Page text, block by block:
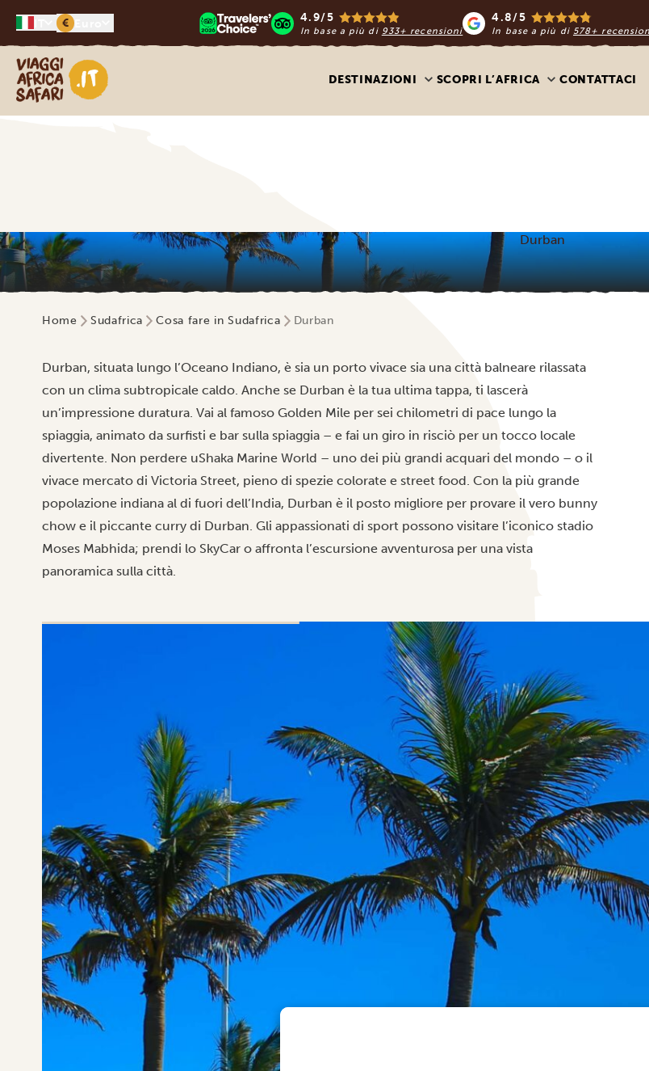
€ 4.9/5
In base a più di 933+ recensioni
4.8/5
In base a più di 578+
Viaggi Africa Safari
DESTINAZIONI SCOPRI L’AFRICA CONTATTACI
Durban
Home Sudafrica Cosa fare in Sudafrica Durban
Durban, situata lungo l’Oceano Indiano, è sia un porto vivace sia una città balneare rilassata
con un clima subtropicale caldo. Anche se Durban è la tua ultima tappa, ti lascerà
un’impressione duratura. Vai al famoso Golden Mile per sei chilometri di pace lungo la
spiaggia, animato da surfisti e bar sulla spiaggia – e fai un giro in risciò per un tocco locale
divertente. Non perdere uShaka Marine World – uno dei più grandi acquari del mondo – o il
vivace mercato di Victoria Street, pieno di spezie colorate e street food. Con la più grande
popolazione indiana al di fuori dell’India, Durban è il posto migliore per provare il vero bunny
chow e il piccante curry di Durban. Gli appassionati di sport possono visitare l’iconico stadio
Moses Mabhida; prendi lo SkyCar o affronta l’escursione avventurosa per una vista
panoramica sulla città.